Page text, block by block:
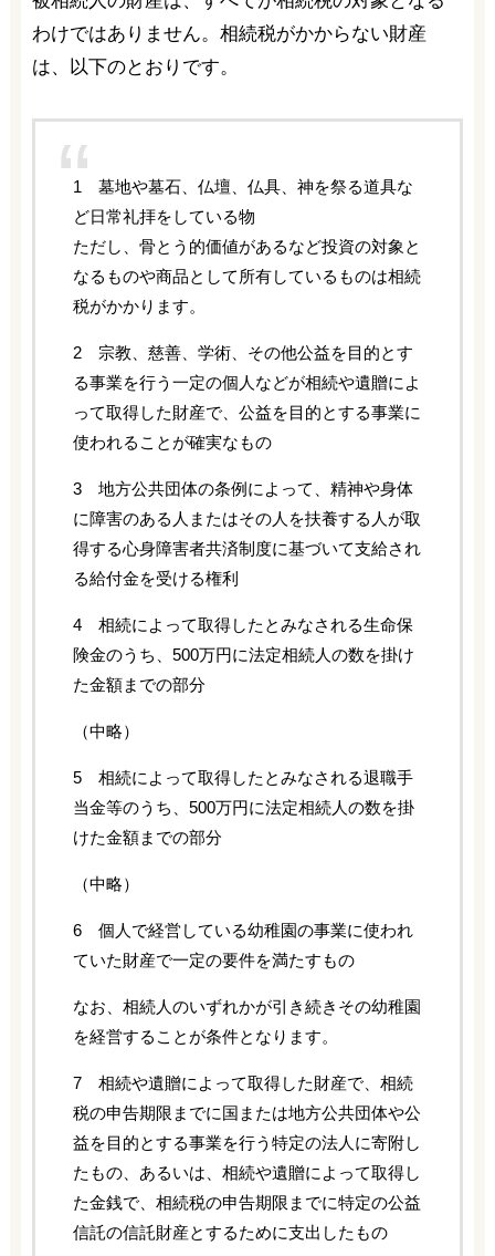
わけではありません。相続税がかからない財産
は、以下のとおりです。
1 墓地や墓石、仏壇、仏具、神を祭る道具な
ど日常礼拝をしている物
ただし、骨とう的価値があるなど投資の対象と
なるものや商品として所有しているものは相続
税がかかります。
2 宗教、慈善、学術、その他公益を目的とす
る事業を行う一定の個人などが相続や遺贈によ
って取得した財産で、公益を目的とする事業に
使われることが確実なもの
3 地方公共団体の条例によって、精神や身体
に障害のある人またはその人を扶養する人が取
得する心身障害者共済制度に基づいて支給され
る給付金を受ける権利
4 相続によって取得したとみなされる生命保
険金のうち、500万円に法定相続人の数を掛け
た金額までの部分
（中略）
5 相続によって取得したとみなされる退職手
当金等のうち、500万円に法定相続人の数を掛
けた金額までの部分
（中略）
6 個人で経営している幼稚園の事業に使われ
ていた財産で一定の要件を満たすもの
なお、相続人のいずれかが引き続きその幼稚園
を経営することが条件となります。
7 相続や遺贈によって取得した財産で、相続
税の申告期限までに国または地方公共団体や公
益を目的とする事業を行う特定の法人に寄附し
たもの、あるいは、相続や遺贈によって取得し
た金銭で、相続税の申告期限までに特定の公益
信託の信託財産とするために支出したもの